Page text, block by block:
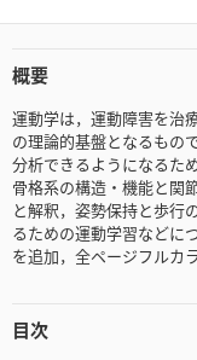
概要
運動学は，運動障害を治
の理論的基盤となるもの
分析できるようになるた
骨格系の構造・機能と関
と解釈，姿勢保持と歩行
るための運動学習などに
を追加，全ページフルカ
目次